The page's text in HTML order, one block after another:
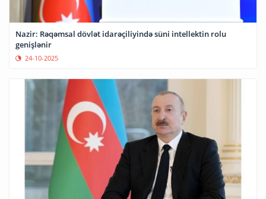
Nazir: Rəqəmsal dövlət idarəçiliyində süni intellektin rolu
genişlənir
24-10-2025